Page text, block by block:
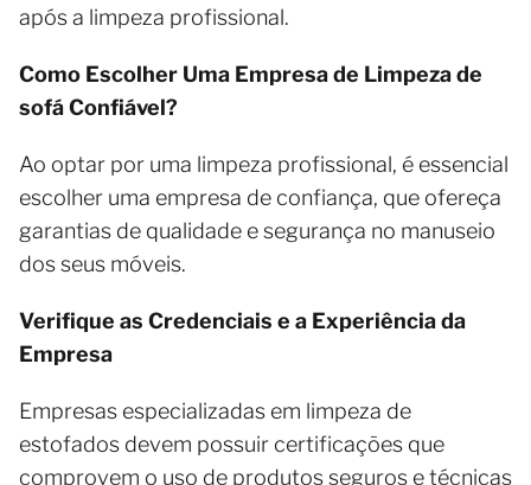
após a limpeza profissional.
Como Escolher Uma Empresa de Limpeza de
sofá Confiável?
Ao optar por uma limpeza profissional, é essencial
escolher uma empresa de confiança, que ofereça
garantias de qualidade e segurança no manuseio
dos seus móveis.
Verifique as Credenciais e a Experiência da
Empresa
Empresas especializadas em limpeza de
estofados devem possuir certificações que
comprovem o uso de produtos seguros e técnicas